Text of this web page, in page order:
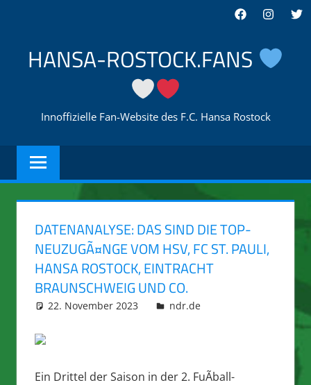
springen
Facebook
HANSA-ROSTOCK.FANS
Innoffizielle Fan-Website des F.C. Hansa Rostock
DATENANALYSE: DAS SIND DIE TOP-
NEUZUGÃ¤NGE VOM HSV, FC ST. PAULI,
HANSA ROSTOCK, EINTRACHT
BRAUNSCHWEIG UND CO.
22. November 2023 integromat
ndr.de
Ein Drittel der Saison in der 2. FuÃball-